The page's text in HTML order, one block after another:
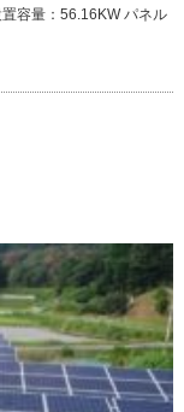
容量：56.16KW パネル